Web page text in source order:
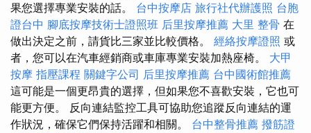
果您選擇專業安裝的話。 台中按摩店 旅行社代辦護照 台胞
證台中 腳底按摩技術士證照班 后里按摩推薦 大里 整骨 在
做出決定之前，請貨比三家並比較價格。 經絡按摩證照 或
者，您可以在汽車經銷商或車庫專業安裝加熱座椅。 大甲
按摩 指壓課程 關鍵字公司 后里按摩推薦 台中國術館推薦
這可能是一個更昂貴的選擇，但如果您不喜歡安裝，它也可
能更方便。 反向連結監控工具可協助您追蹤反向連結的運
作狀況，確保它們保持活躍和相關。 台中整骨推薦 撥筋證